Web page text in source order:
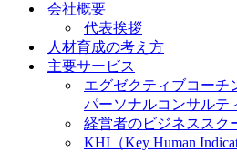
会社概要
代表挨拶
人材育成の考え方
主要サービス
エグゼクティブコーチ
パーソナルコンサルテ
経営者のビジネススク
KHI（Key Human